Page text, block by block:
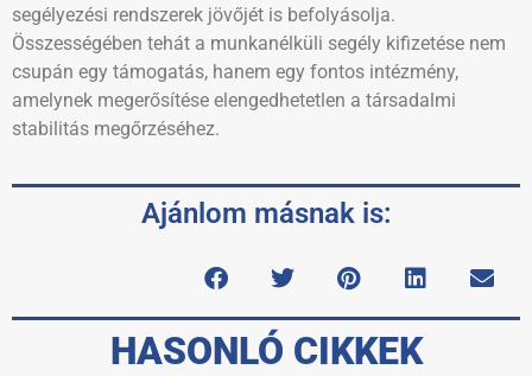
segélyezési rendszerek jövőjét is befolyásolja.
Összességében tehát a munkanélküli segély kifizetése nem
csupán egy támogatás, hanem egy fontos intézmény,
amelynek megerősítése elengedhetetlen a társadalmi
stabilitás megőrzéséhez.
Ajánlom másnak is:
HASONLÓ CIKKEK